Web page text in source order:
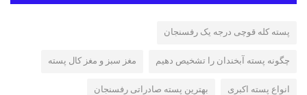
پسته کله قوچی درجه یک رفسنجان
چگونه پسته آبخندان را تشخیص دهیم مغز سبز و مغز کال پسته
انواع پسته اکبری بهترین پسته صادراتی رفسنجان